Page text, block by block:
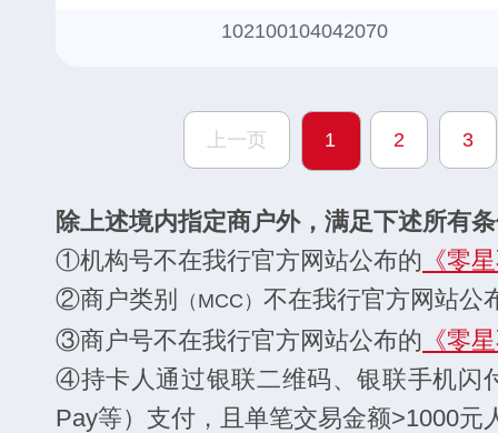
102100104042070
上一页 1 2 3
除上述境内指定商户外，满足下述所有
①机构号不在我行官方网站公布的 《零
②商户类别
（MCC） 不在我行官方网站公
③商户号不在我行官方网站公布的 《零
④持卡人通过银联二维码、银联手机闪
Pay等）支付，且单笔交易金额>1000元